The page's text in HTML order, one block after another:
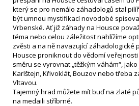
který se pro nemálo záhadologů stal
být umnou mystifikací novodobé
Vrbenské. Ať již záhady na Housce
téma nebo celou záležitost nahlížíme
zvěsti a na ně navazující záhadologické
Housce proniknout do vědomí
směru se vyrovnat „těžkým váhám“,
Karlštejn, Křivoklát, Bouzov nebo třeba
Vltavou.
Tajemný hrad můžete mít buď na zlaté
na medaili stříbrné.